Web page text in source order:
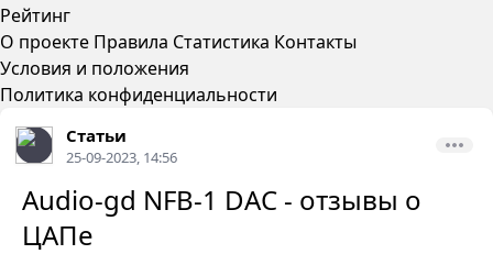
Рейтинг
О проекте Правила Статистика Контакты
Условия и положения
Политика конфиденциальности
Статьи
25-09-2023, 14:56
Audio-gd NFB-1 DAC - отзывы о
ЦАПе